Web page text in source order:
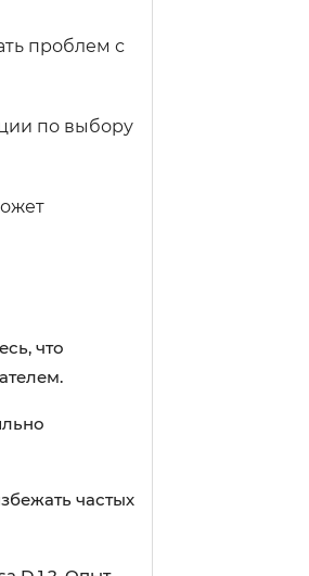
проблем с
по выбору
что
частых